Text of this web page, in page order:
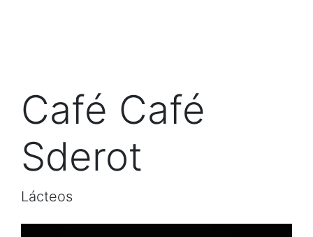
Café Café
Sderot
Lácteos